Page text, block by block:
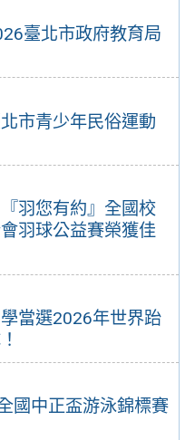
臺北市政府教育局
市青少年民俗運動
羽您有約』全國校
羽球公益賽榮獲佳
當選2026年世界跆
國中正盃游泳錦標賽